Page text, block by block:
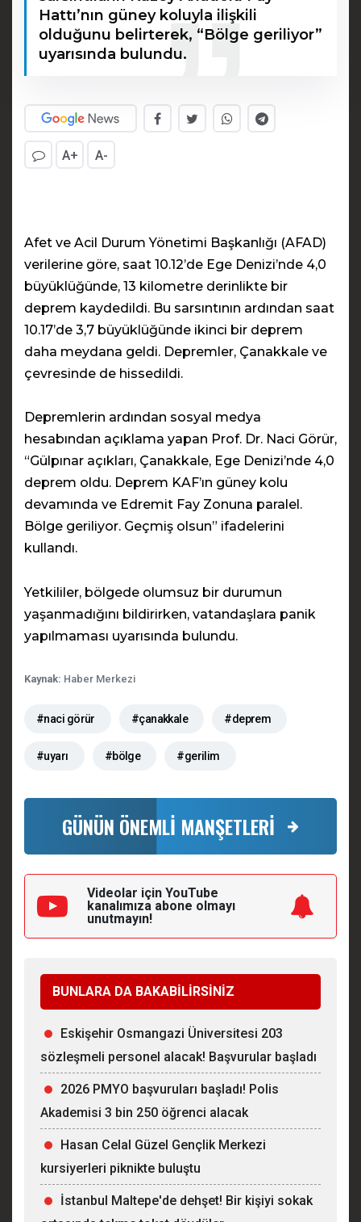
Hattı’nın güney koluyla ilişkili
olduğunu belirterek, “Bölge geriliyor”
uyarısında bulundu.
A+ A-
Afet ve Acil Durum Yönetimi Başkanlığı (AFAD)
verilerine göre, saat 10.12’de Ege Denizi’nde 4,0
büyüklüğünde, 13 kilometre derinlikte bir
deprem kaydedildi. Bu sarsıntının ardından saat
10.17’de 3,7 büyüklüğünde ikinci bir deprem
daha meydana geldi. Depremler, Çanakkale ve
çevresinde de hissedildi.
Depremlerin ardından sosyal medya
hesabından açıklama yapan Prof. Dr. Naci Görür,
“Gülpınar açıkları, Çanakkale, Ege Denizi’nde 4,0
deprem oldu. Deprem KAF’ın güney kolu
devamında ve Edremit Fay Zonuna paralel.
Bölge geriliyor. Geçmiş olsun” ifadelerini
kullandı.
Yetkililer, bölgede olumsuz bir durumun
yaşanmadığını bildirirken, vatandaşlara panik
yapılmaması uyarısında bulundu.
Kaynak: Haber Merkezi
#naci görür #çanakkale #deprem
#uyarı #bölge #gerilim
GÜNÜN ÖNEMLİ MANŞETLERİ
Videolar için YouTube
kanalımıza abone olmayı
unutmayın!
BUNLARA DA BAKABİLİRSİNİZ
Eskişehir Osmangazi Üniversitesi 203
sözleşmeli personel alacak! Başvurular başladı
2026 PMYO başvuruları başladı! Polis
Akademisi 3 bin 250 öğrenci alacak
Hasan Celal Güzel Gençlik Merkezi
kursiyerleri piknikte buluştu
İstanbul Maltepe'de dehşet! Bir kişiyi sokak